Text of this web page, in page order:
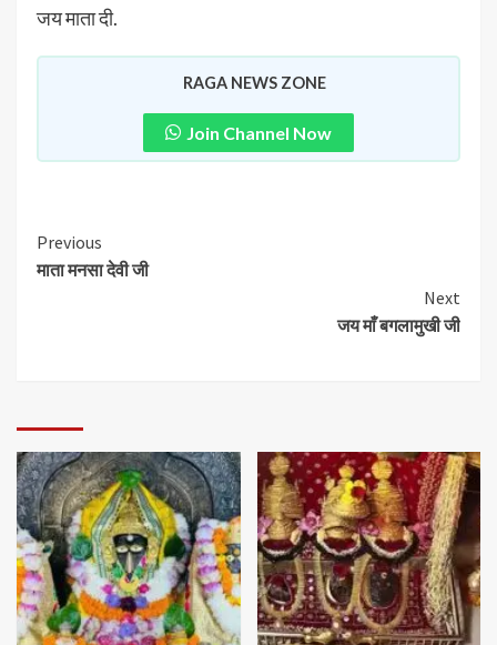
जय माता दी.
RAGA NEWS ZONE
Join Channel Now
Previous
माता मनसा देवी जी
Next
जय माँ बगलामुखी जी